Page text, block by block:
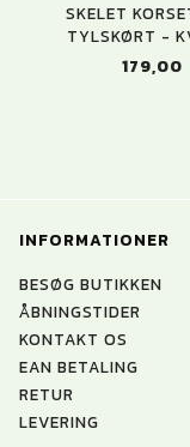
SKELET
TYLSKØRT -
179,00
INFORMATIONER
BESØG BUTIKKEN
ÅBNINGSTIDER
KONTAKT OS
EAN BETALING
RETUR
LEVERING